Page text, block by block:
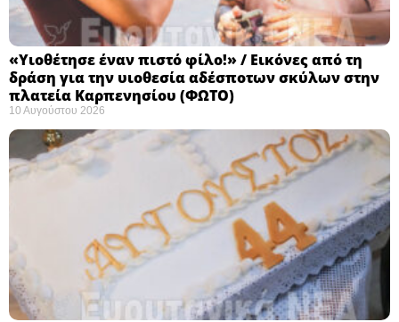
«Υιοθέτησε έναν πιστό φίλο!» / Εικόνες από τη
δράση για την υιοθεσία αδέσποτων σκύλων στην
πλατεία Καρπενησίου (ΦΩΤΟ)
10 Αυγούστου 2026